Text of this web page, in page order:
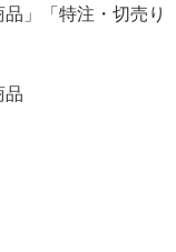
」「特注・切売り
品